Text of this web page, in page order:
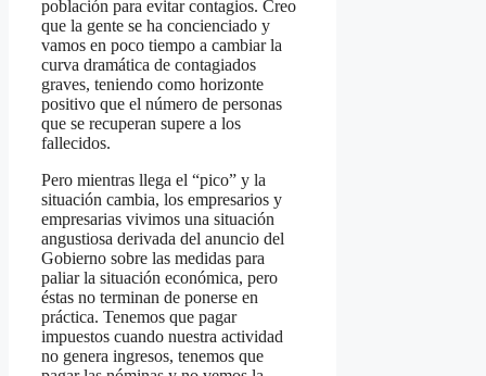
población para evitar contagios. Creo
que la gente se ha concienciado y
vamos en poco tiempo a cambiar la
curva dramática de contagiados
graves, teniendo como horizonte
positivo que el número de personas
que se recuperan supere a los
fallecidos.
Pero mientras llega el “pico” y la
situación cambia, los empresarios y
empresarias vivimos una situación
angustiosa derivada del anuncio del
Gobierno sobre las medidas para
paliar la situación económica, pero
éstas no terminan de ponerse en
práctica. Tenemos que pagar
impuestos cuando nuestra actividad
no genera ingresos, tenemos que